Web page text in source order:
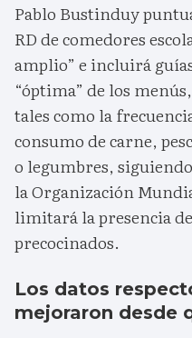
Pablo Bustinduy
RD de comedores
amplio” e incluirá
“óptima” de los
tales como la
consumo de carne,
o legumbres,
la Organización
limitará la presencia
precocinados.
Los datos
mejoraron desde